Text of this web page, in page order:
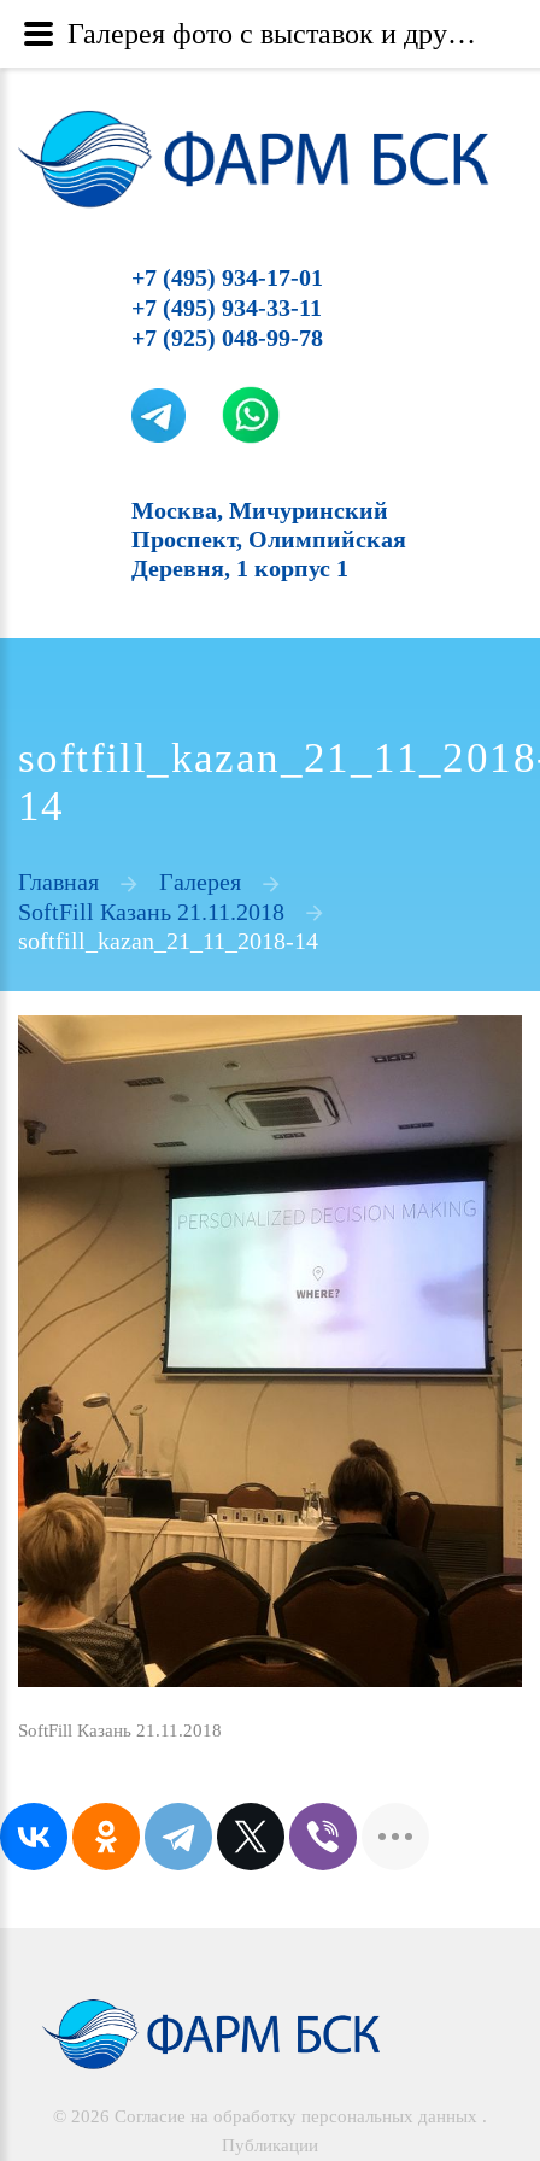
+7 (495) 934-17-01
+7 (495) 934-33-11
+7 (925) 048-99-78
Москва, Мичуринский
Проспект, Олимпийская
Деревня, 1 корпус 1
14
Главная
Галерея
SoftFill Казань 21.11.2018
softfill_kazan_21_11_2018-14
SoftFill Казань 21.11.2018
© 2026 Согласие на обработку персональных данных .
Публикации
Галерея фото с выставок и других мероприятий - Category: SoftFill Казань 21.11.2018 - Image: softfill_kazan_21_11_2018-14 - Фарм БСК